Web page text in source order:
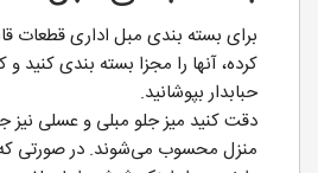
برای بسته بندی مبل اداری قطعات
کرده، آنها را مجزا بسته بندی کنید و
حبابدار بپوشانید.
دقت کنید میز جلو مبلی و عسلی نیز
منزل محسوب می‌شوند. در صورتی